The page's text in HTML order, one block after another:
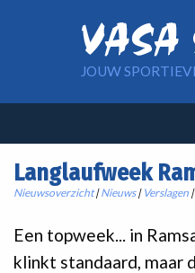
JOUW
navigation
Langlaufweek
Nieuwsoverzicht|Nieuws| Verslagen |
Een topweek... in
klinkt standaard, maar